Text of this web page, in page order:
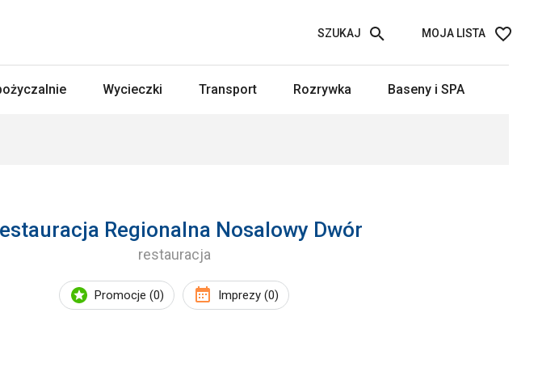
MOJA LISTA
SZUKAJ
Wycieczki Transport Rozrywka Baseny i SPA
Regionalna Nosalowy Dwór
restauracja
Promocje (0) Imprezy (0)